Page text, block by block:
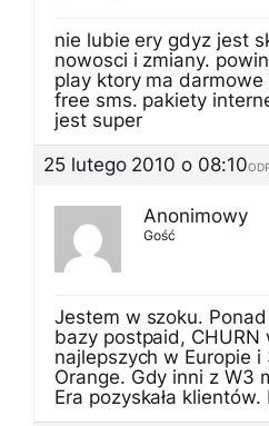
nie lubie ery gdyz jest
nowosci i zmiany.
play ktory ma
free sms. pakiety
jest super
25 lutego 2010 o 08:10
Anonimowy
Gość
Jestem w szoku.
bazy postpaid, CHURN
najlepszych w Europie
Orange. Gdy inni z W3
Era pozyskała